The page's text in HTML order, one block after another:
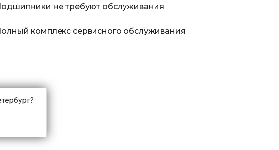
?
не требуют обслуживания
комплекс сервисного обслуживания